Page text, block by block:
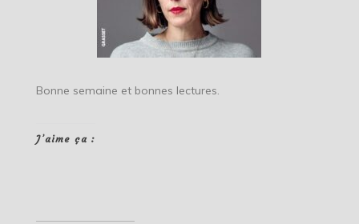
Bonne semaine et bonnes lectures.
J’aime ça :